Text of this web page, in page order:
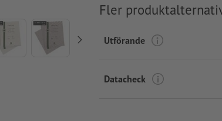
Fler
Utförande
Datacheck